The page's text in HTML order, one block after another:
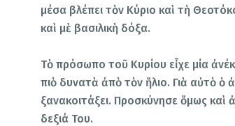
μέσα βλέπει τὸν Κύριο καὶ τὴ
καὶ μὲ βασιλικὴ δόξα.
Τὸ πρόσωπο τοῦ Κυρίου εἶχε μία
πιὸ δυνατὰ ἀπὸ τὸν ἥλιο. Γιὰ αὐτὸ ὁ
ξανακοιτάξει. Προσκύνησε ὅμως
δεξιά Του.